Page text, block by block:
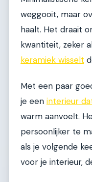
weggooit, maar
haalt. Het draait
kwantiteit, zeker
keramiek wisselt
Met een paar
je een interieur
warm aanvoelt.
persoonlijker te
als je volgende
voor je interieur,